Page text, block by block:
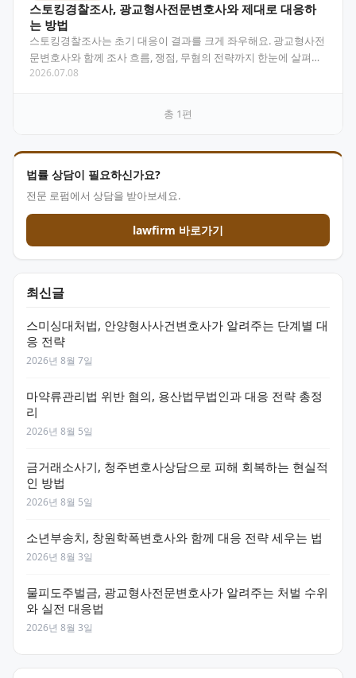
스토킹경찰조사, 광교형사전문변호사와 제대로 대응하
는 방법
스토킹경찰조사는 초기 대응이 결과를 크게 좌우해요. 광교형사전
문변호사와 함께 조사 흐름, 쟁점, 무혐의 전략까지 한눈에 살펴보
세요. 목차 스토킹경찰조사란 무엇이고 왜 무서운가요?…
2026.07.08
총 1편
법률 상담이 필요하신가요?
전문 로펌에서 상담을 받아보세요.
lawfirm 바로가기
최신글
스미싱대처법, 안양형사사건변호사가 알려주는 단계별 대
응 전략
2026년 8월 7일
마약류관리법 위반 혐의, 용산법무법인과 대응 전략 총정
리
2026년 8월 5일
금거래소사기, 청주변호사상담으로 피해 회복하는 현실적
인 방법
2026년 8월 5일
소년부송치, 창원학폭변호사와 함께 대응 전략 세우는 법
2026년 8월 3일
물피도주벌금, 광교형사전문변호사가 알려주는 처벌 수위
와 실전 대응법
2026년 8월 3일